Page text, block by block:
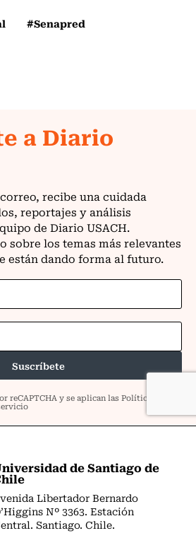
#Senapred
de Santiago de
Libertador Bernardo
Nº 3363. Estación
Santiago. Chile.